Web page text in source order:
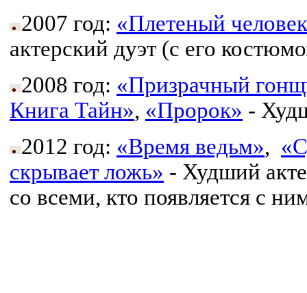
2007 год: «Плетеный
актерский дуэт (с его
2008 год: «Призрачный
Книга Тайн», «Пророк» -
2012 год: «Время ведьм»,
скрывает ложь» - Худший
со всеми, кто появляется с